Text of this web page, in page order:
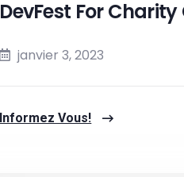
DevFest For
janvier 3, 2023
Informez Vous!